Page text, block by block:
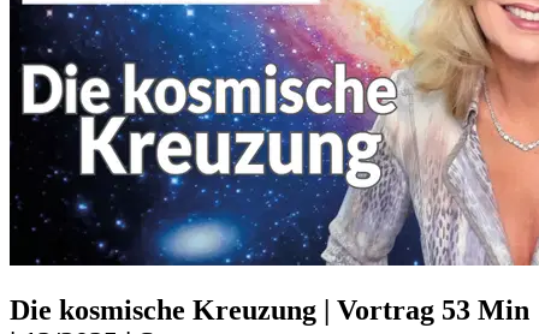
Die kosmische Kreuzung | Vortrag 53 Min